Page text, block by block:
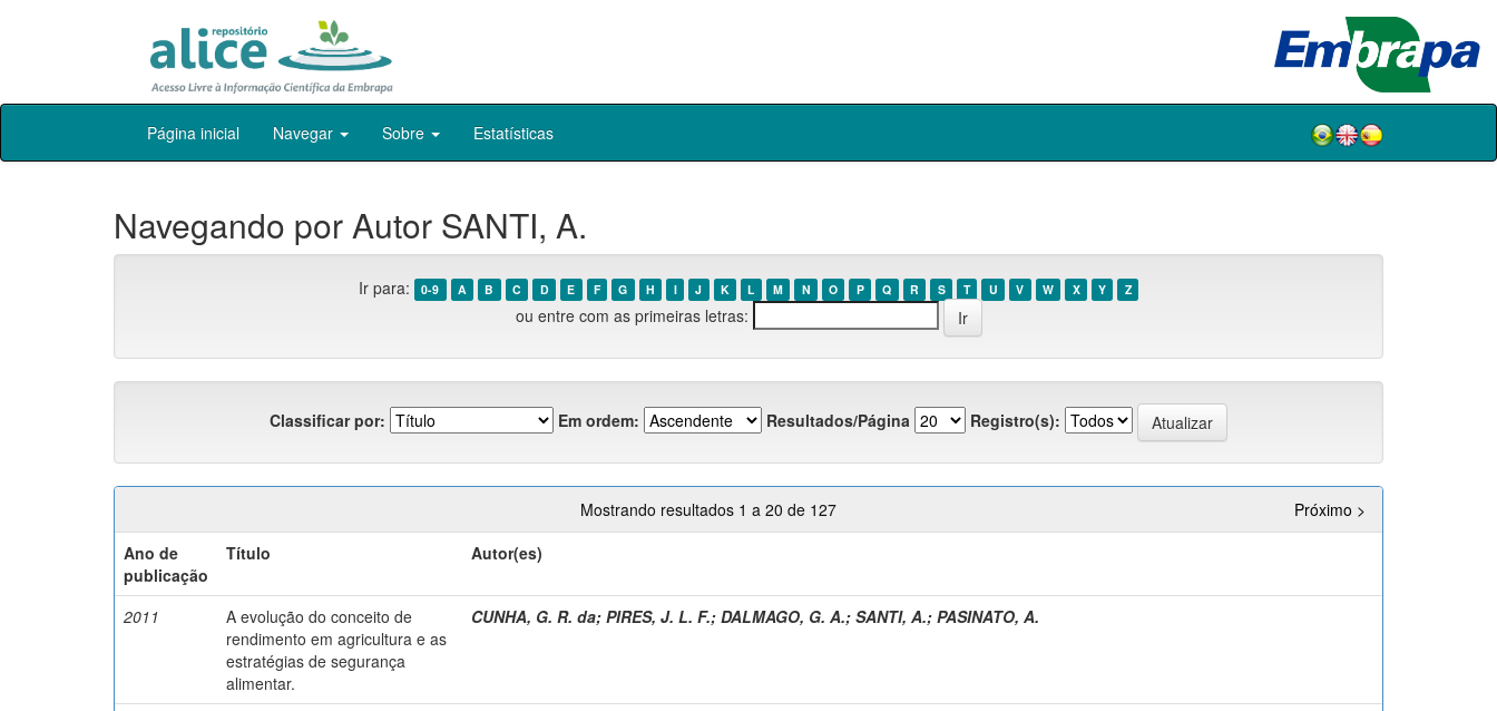
Skip
Página inicial Navegar Sobre Estatísticas
Navegando por Autor SANTI, A.
Ir para: 0-9 A B C D E F G H I J K L M N O P Q R S T U V W X Y Z
ou entre com as primeiras letras:
Classificar por: Em ordem: Resultados/Página Registro(s):
Mostrando resultados 1 a 20 de 127
Próximo >
Ano de
publicação
Título Autor(es)
2011
A evolução do conceito de
rendimento em agricultura e as
estratégias de segurança
alimentar.
CUNHA, G. R. da; PIRES, J. L. F.; DALMAGO, G. A.; SANTI, A.; PASINATO, A.